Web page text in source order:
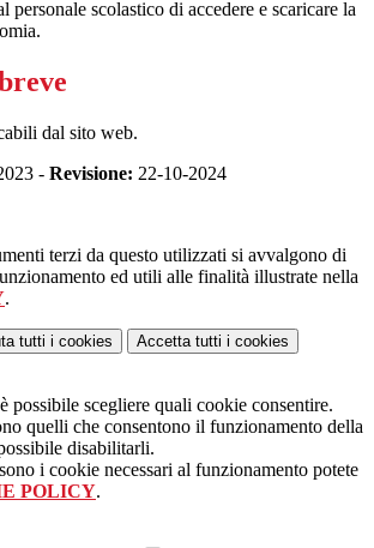
personale scolastico di accedere e scaricare la
dal sito web.
- Revisione: 22-10-2024
terzi da questo utilizzati si avvalgono di
ed utili alle finalità illustrate nella
.
tutti i cookies Accetta tutti i cookies
possibile scegliere quali cookie consentire.
quelli che consentono il funzionamento della
disabilitarli.
i cookie necessari al funzionamento potete
POLICY.